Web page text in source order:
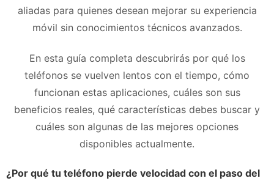
aliadas para quienes desean mejorar su experiencia
móvil sin conocimientos técnicos avanzados.
En esta guía completa descubrirás por qué los
teléfonos se vuelven lentos con el tiempo, cómo
funcionan estas aplicaciones, cuáles son sus
beneficios reales, qué características debes buscar y
cuáles son algunas de las mejores opciones
disponibles actualmente.
¿Por qué tu teléfono pierde velocidad con el paso del